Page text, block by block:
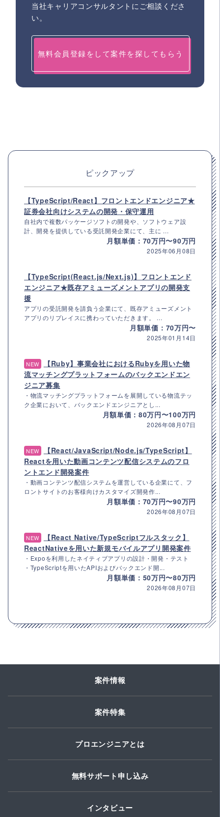
当社キャリアコンサルタントにご相談くださ
い。
無料会員登録をして案件を探してもらう
ピックアップ
【TypeScript/React】フロントエンドエンジニア★
証券会社向けシステムの開発・保守運用
自社内で複数パッケージソフトの開発や、ソフトウェア設
計、開発を提供している受託開発企業にて、主に ...
月額単価：70万円〜90万円
2025年06月08日
【TypeScript(React.js/Next.js)】フロントエンド
エンジニア★既存アミューズメントアプリの開発支
援
アプリの受託開発を請負う企業にて、既存アミューズメント
アプリのリプレイスに携わっていただきます。 ...
月額単価：70万円〜
2025年01月14日
NEW
【Ruby】事業会社におけるRubyを用いた物
流マッチングプラットフォームのバックエンドエン
ジニア募集
・物流マッチングプラットフォームを展開している物流テッ
ク企業において、バックエンドエンジニアとし...
月額単価：80万円〜100万円
2026年08月07日
NEW
【React/JavaScript/Node.js/TypeScript】
Reactを用いた動画コンテンツ配信システムのフロ
ントエンド開発案件
・動画コンテンツ配信システムを運営している企業にて、フ
ロントサイトのお客様向けカスタマイズ開発作...
月額単価：70万円〜90万円
2026年08月07日
NEW
【React Native/TypeScriptフルスタック】
ReactNativeを用いた新規モバイルアプリ開発案件
・Expoを利用したネイティブアプリの設計・開発・テスト
・TypeScriptを用いたAPIおよびバックエンド開...
月額単価：50万円〜80万円
2026年08月07日
案件情報
案件特集
プロエンジニアとは
無料サポート申し込み
インタビュー